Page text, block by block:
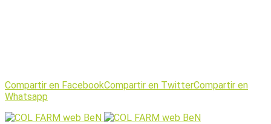
Compartir en FacebookCompartir en TwitterCompartir en
Whatsapp